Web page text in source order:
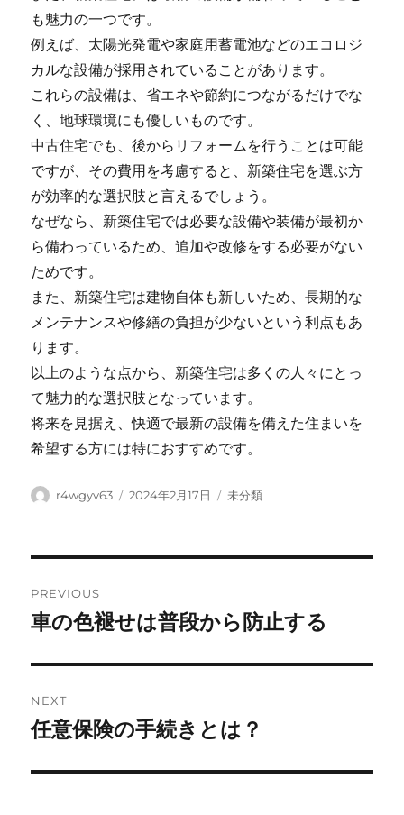
も魅力の一つです。
例えば、太陽光発電や家庭用蓄電池などのエコロジ
カルな設備が採用されていることがあります。
これらの設備は、省エネや節約につながるだけでな
く、地球環境にも優しいものです。
中古住宅でも、後からリフォームを行うことは可能
ですが、その費用を考慮すると、新築住宅を選ぶ方
が効率的な選択肢と言えるでしょう。
なぜなら、新築住宅では必要な設備や装備が最初か
ら備わっているため、追加や改修をする必要がない
ためです。
また、新築住宅は建物自体も新しいため、長期的な
メンテナンスや修繕の負担が少ないという利点もあ
ります。
以上のような点から、新築住宅は多くの人々にとっ
て魅力的な選択肢となっています。
将来を見据え、快適で最新の設備を備えた住まいを
希望する方には特におすすめです。
Author
r4wgyv63
Posted
2024年2月17日 Categories
未分類
navigation
PREVIOUS
Previous
車の色褪せは普段から防止する
NEXT
Next
任意保険の手続きとは？